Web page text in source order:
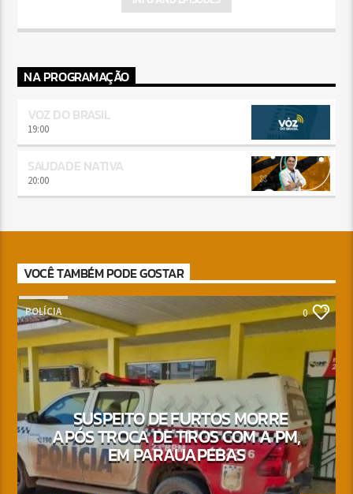
NA PROGRAMAÇÃO
VOZ DO BRASIL
19:00
SAUDADE NATIVA
20:00
VOCÊ TAMBÉM PODE GOSTAR
POLÍCIA 0
SUSPEITO DE FURTOS MORRE
APÓS TROCA DE TIROS COM A PM,
EM PARAUAPEBAS